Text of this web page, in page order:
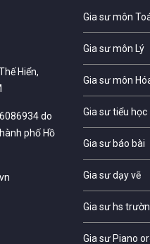
Hiển,
do
phố Hồ
Gia sư môn
Gia sư môn Lý
Gia sư môn
Gia sư tiểu học
Gia sư báo bài
Gia sư dạy vẽ
Gia sư hs
Gia sư Piano